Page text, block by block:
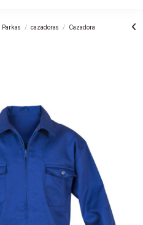
Parkas cazadoras Cazadora